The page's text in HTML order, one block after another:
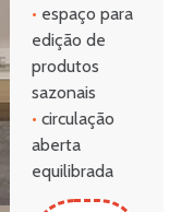
• espaço para
edição de
produtos
sazonais
• circulação
aberta
equilibrada